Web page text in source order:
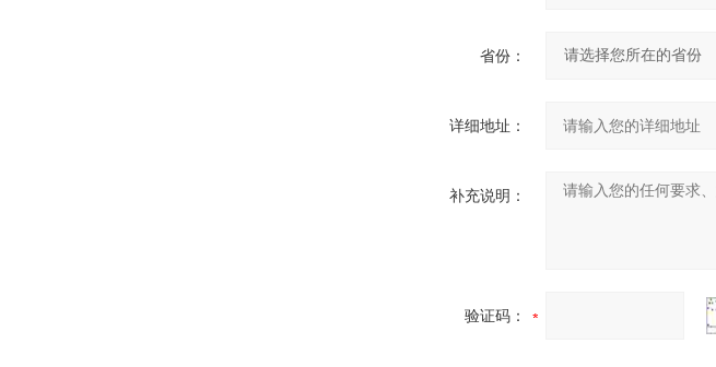
省份：
详细地址：
补充说明：
验证码：